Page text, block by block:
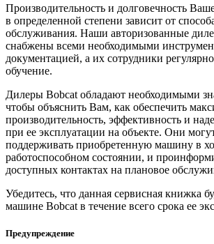
Производительность и долговечность
в определенной степени зависит от
обслуживания. Наши авторизованные
снабжены всеми необходимыми
документацией, а их сотрудники
обучение.
Дилеры Bobcat обладают необходимыми
чтобы объяснить Вам, как обеспечить
производительность, эффективность и
при ее эксплуатации на объекте. Они
поддерживать приобретенную машину в
работоспособном состоянии, и
доступных контактах на плановое
Убедитесь, что данная сервисная книжка
машине Bobcat в течение всего срока ее
Предупреждение